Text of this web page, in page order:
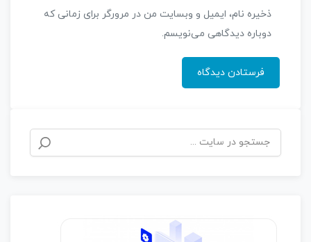
ذخیره نام، ایمیل و وبسایت من در مرورگر برای زمانی که
دوباره دیدگاهی می‌نویسم.